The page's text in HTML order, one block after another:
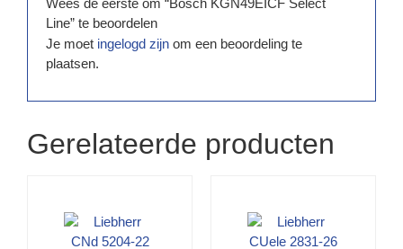
Wees de eerste om “Bosch KGN49EICF Select
Line” te beoordelen
Je moet ingelogd zijn om een beoordeling te
plaatsen.
Gerelateerde producten